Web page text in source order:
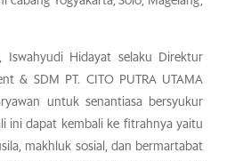
Iswahyudi Hidayat selaku Direktur
& SDM PT. CITO PUTRA UTAMA
untuk senantiasa bersyukur
ini dapat kembali ke fitrahnya yaitu
makhluk sosial, dan bermartabat